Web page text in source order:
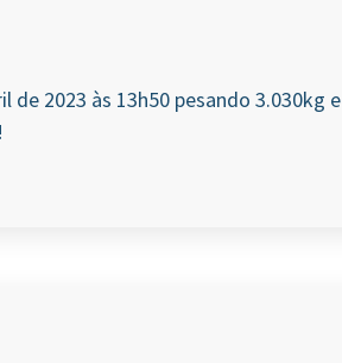
de 2023 às 13h50 pesando 3.030kg e